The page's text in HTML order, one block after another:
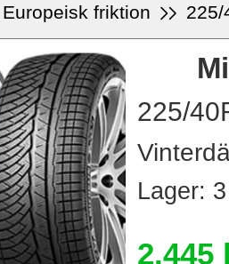
friktion 225/
225/
Lager:
2.445